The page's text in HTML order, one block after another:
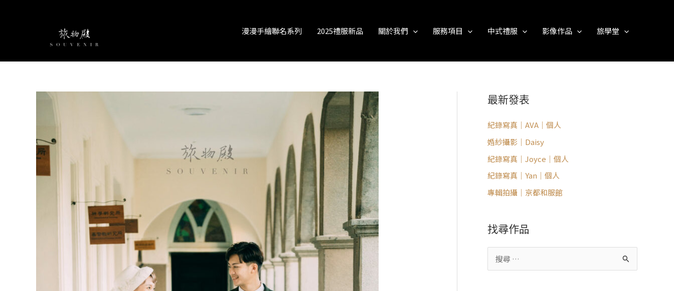
內
漫漫手繪聯名系列 2025禮服新品 關於我們 服務項目 中式禮服 影像作品 旅學堂
最新發表
紀錄寫真｜AVA｜個人
婚紗攝影｜Daisy
紀錄寫真｜Joyce｜個人
紀錄寫真｜Yan｜個人
專輯拍攝｜京都和服館
找尋作品